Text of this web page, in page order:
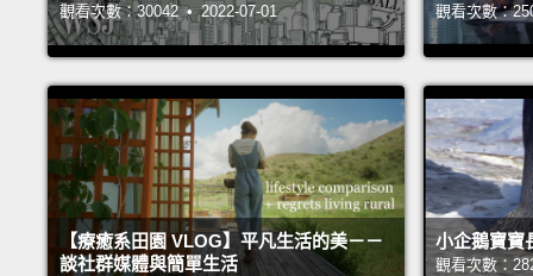
觀看次數：30042 • 2022-07-01 觀看次數：
【療癒系田園 VLOG】平凡生活的美－－
談社群媒體與簡單生活
小企鵝寶寶
觀看次數：